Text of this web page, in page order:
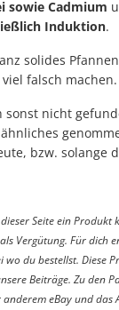
sowie Cadmium
Induktion.
solides
falsch machen.
sonst nicht
bzw. solange
Seite ein
Vergütung. Für dich
du bestellst. Diese
Beiträge. Zu den
eBay und das